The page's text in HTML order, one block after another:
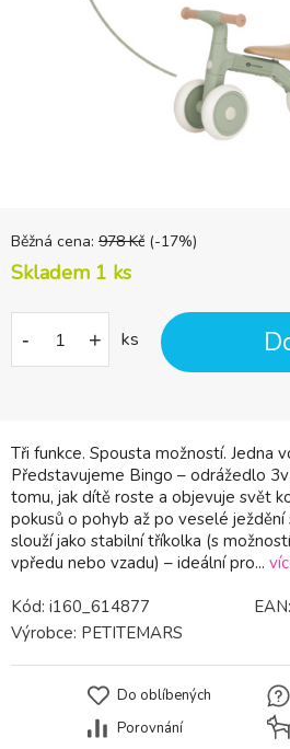
Tři funkce. Spousta možností. Jedna
Představujeme Bingo – odrážedlo
tomu, jak dítě roste a objevuje svět
pokusů o pohyb až po veselé ježdění
slouží jako stabilní tříkolka (s
vpředu nebo vzadu) – ideální pro...
Běžná cena: 978 Kč (-17%)
Skladem 1 ks
- + ks
Kód: i160_614877 EAN:
Výrobce: PETITEMARS
Do oblíbených
Porovnání